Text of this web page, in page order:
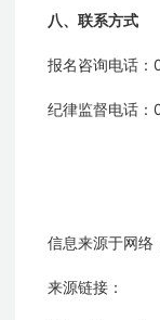
八、联系方式
报名咨询电话：
纪律监督电话：
信息来源于网络
来源链接：